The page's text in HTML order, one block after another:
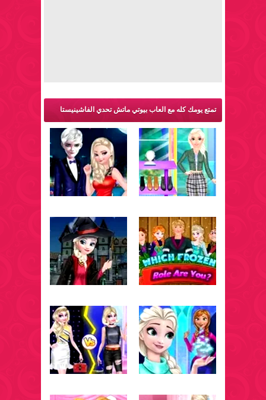
تمتع يومك كله مع العاب بيوتي ماتش تحدي الفاشينيستا
والمزيد من ألعاب فروزن: